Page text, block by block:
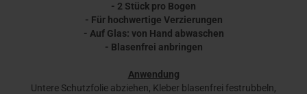
- 2 Stück pro Bogen
- Für hochwertige Verzierungen
- Auf Glas: von Hand abwaschen
- Blasenfrei anbringen
Anwendung
Untere Schutzfolie abziehen, Kleber blasenfrei festrubbeln,